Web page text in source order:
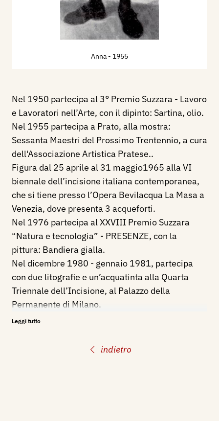
indietro
Anna - 1955
Nel 1950 partecipa al 3° Premio Suzzara - Lavoro
e Lavoratori nell’Arte, con il dipinto: Sartina, olio.
Nel 1955 partecipa a Prato, alla mostra:
Sessanta Maestri del Prossimo Trentennio, a cura
dell'Associazione Artistica Pratese..
Figura dal 25 aprile al 31 maggio1965 alla VI
biennale dell’incisione italiana contemporanea,
che si tiene presso l’Opera Bevilacqua La Masa a
Venezia, dove presenta 3 acqueforti.
Nel 1976 partecipa al XXVIII Premio Suzzara
“Natura e tecnologia” - PRESENZE, con la
pittura: Bandiera gialla.
Nel dicembre 1980 - gennaio 1981, partecipa
con due litografie e un’acquatinta alla Quarta
Triennale dell’Incisione, al Palazzo della
Permanente di Milano.
1955 - Mario Bellandi. Artisti d'oggi: La mostra di
Leggi tutto